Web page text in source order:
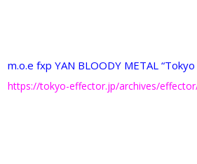
m.o.e fxp YAN BLOODY METAL
https://tokyo-effector.jp/archives/